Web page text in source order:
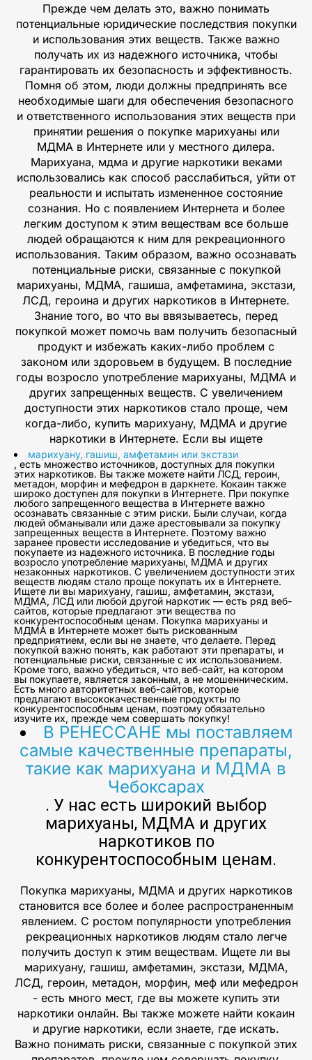
Прежде чем делать это, важно понимать
потенциальные юридические последствия покупки
и использования этих веществ. Также важно
получать их из надежного источника, чтобы
гарантировать их безопасность и эффективность.
Помня об этом, люди должны предпринять все
необходимые шаги для обеспечения безопасного
и ответственного использования этих веществ при
принятии решения о покупке марихуаны или
МДМА в Интернете или у местного дилера.
Марихуана, мдма и другие наркотики веками
использовались как способ расслабиться, уйти от
реальности и испытать измененное состояние
сознания. Но с появлением Интернета и более
легким доступом к этим веществам все больше
людей обращаются к ним для рекреационного
использования. Таким образом, важно осознавать
потенциальные риски, связанные с покупкой
марихуаны, МДМА, гашиша, амфетамина, экстази,
ЛСД, героина и других наркотиков в Интернете.
Знание того, во что вы ввязываетесь, перед
покупкой может помочь вам получить безопасный
продукт и избежать каких-либо проблем с
законом или здоровьем в будущем. В последние
годы возросло употребление марихуаны, МДМА и
других запрещенных веществ. С увеличением
доступности этих наркотиков стало проще, чем
когда-либо, купить марихуану, МДМА и другие
наркотики в Интернете. Если вы ищете
марихуану, гашиш, амфетамин или экстази
, есть множество источников, доступных для покупки
этих наркотиков. Вы также можете найти ЛСД, героин,
метадон, морфин и мефедрон в даркнете. Кокаин также
широко доступен для покупки в Интернете. При покупке
любого запрещенного вещества в Интернете важно
осознавать связанные с этим риски. Были случаи, когда
людей обманывали или даже арестовывали за покупку
запрещенных веществ в Интернете. Поэтому важно
заранее провести исследование и убедиться, что вы
покупаете из надежного источника. В последние годы
возросло употребление марихуаны, МДМА и других
незаконных наркотиков. С увеличением доступности этих
веществ людям стало проще покупать их в Интернете.
Ищете ли вы марихуану, гашиш, амфетамин, экстази,
МДМА, ЛСД или любой другой наркотик — есть ряд веб-
сайтов, которые предлагают эти вещества по
конкурентоспособным ценам. Покупка марихуаны и
МДМА в Интернете может быть рискованным
предприятием, если вы не знаете, что делаете. Перед
покупкой важно понять, как работают эти препараты, и
потенциальные риски, связанные с их использованием.
Кроме того, важно убедиться, что веб-сайт, на котором
вы покупаете, является законным, а не мошенническим.
Есть много авторитетных веб-сайтов, которые
предлагают высококачественные продукты по
конкурентоспособным ценам, поэтому обязательно
изучите их, прежде чем совершать покупку!
В РЕНЕССАНЕ мы поставляем
самые качественные препараты,
такие как марихуана и МДМА в
Чебоксарах
. У нас есть широкий выбор
марихуаны, МДМА и других
наркотиков по
конкурентоспособным ценам.
Покупка марихуаны, МДМА и других наркотиков
становится все более и более распространенным
явлением. С ростом популярности употребления
рекреационных наркотиков людям стало легче
получить доступ к этим веществам. Ищете ли вы
марихуану, гашиш, амфетамин, экстази, МДМА,
ЛСД, героин, метадон, морфин, меф или мефедрон
- есть много мест, где вы можете купить эти
наркотики онлайн. Вы также можете найти кокаин
и другие наркотики, если знаете, где искать.
Важно понимать риски, связанные с покупкой этих